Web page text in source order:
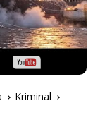
Kriminal